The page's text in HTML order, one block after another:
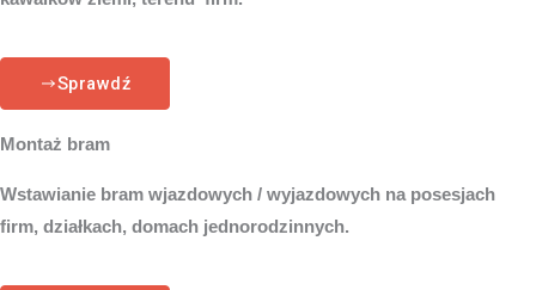
Sprawdź
Montaż bram
Wstawianie bram wjazdowych / wyjazdowych na posesjach
firm, działkach, domach jednorodzinnych.